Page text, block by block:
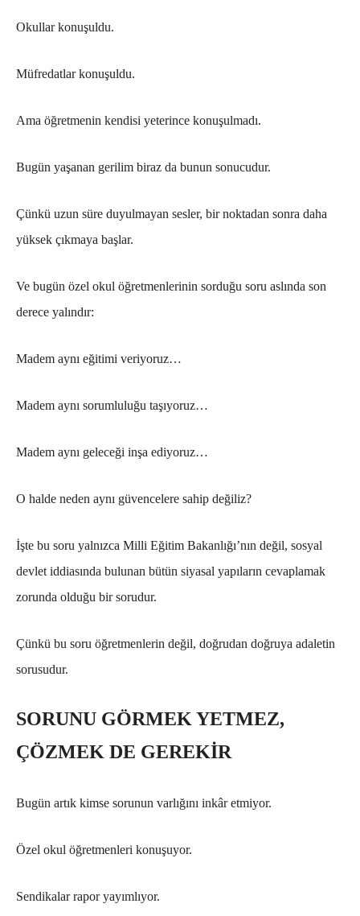
Okullar konuşuldu.
Müfredatlar konuşuldu.
Ama öğretmenin kendisi yeterince konuşulmadı.
Bugün yaşanan gerilim biraz da bunun sonucudur.
Çünkü uzun süre duyulmayan sesler, bir noktadan sonra daha
yüksek çıkmaya başlar.
Ve bugün özel okul öğretmenlerinin sorduğu soru aslında son
derece yalındır:
Madem aynı eğitimi veriyoruz…
Madem aynı sorumluluğu taşıyoruz…
Madem aynı geleceği inşa ediyoruz…
O halde neden aynı güvencelere sahip değiliz?
İşte bu soru yalnızca Milli Eğitim Bakanlığı’nın değil, sosyal
devlet iddiasında bulunan bütün siyasal yapıların cevaplamak
zorunda olduğu bir sorudur.
Çünkü bu soru öğretmenlerin değil, doğrudan doğruya adaletin
sorusudur.
SORUNU GÖRMEK YETMEZ,
ÇÖZMEK DE GEREKİR
Bugün artık kimse sorunun varlığını inkâr etmiyor.
Özel okul öğretmenleri konuşuyor.
Sendikalar rapor yayımlıyor.